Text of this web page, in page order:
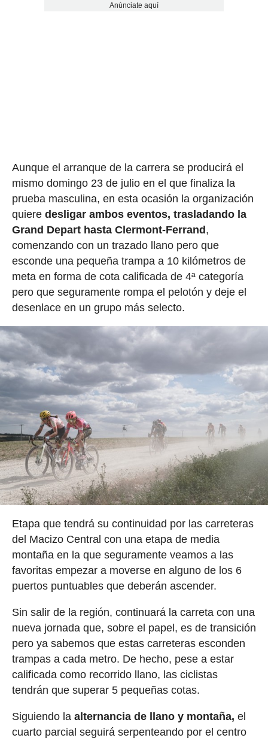
Anúnciate aquí
Aunque el arranque de la carrera se producirá el
mismo domingo 23 de julio en el que finaliza la
prueba masculina, en esta ocasión la organización
quiere desligar ambos eventos, trasladando la
Grand Depart hasta Clermont-Ferrand,
comenzando con un trazado llano pero que
esconde una pequeña trampa a 10 kilómetros de
meta en forma de cota calificada de 4ª categoría
pero que seguramente rompa el pelotón y deje el
desenlace en un grupo más selecto.
Etapa que tendrá su continuidad por las carreteras
del Macizo Central con una etapa de media
montaña en la que seguramente veamos a las
favoritas empezar a moverse en alguno de los 6
puertos puntuables que deberán ascender.
Sin salir de la región, continuará la carreta con una
nueva jornada que, sobre el papel, es de transición
pero ya sabemos que estas carreteras esconden
trampas a cada metro. De hecho, pese a estar
calificada como recorrido llano, las ciclistas
tendrán que superar 5 pequeñas cotas.
Siguiendo laalternancia de llano y montaña, el
cuarto parcial seguirá serpenteando por el centro